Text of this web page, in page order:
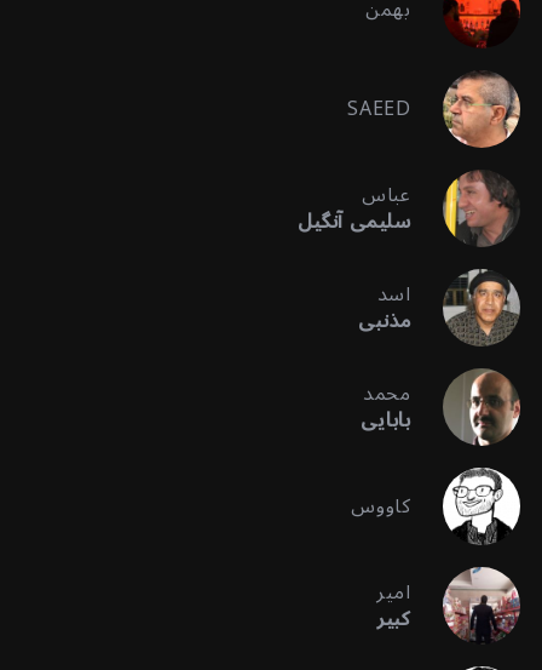
بهمن
SAEED
عباس
سلیمی آنگیل
اسد
مذنبی
محمد
بابایی
کاووس
امیر
کبیر